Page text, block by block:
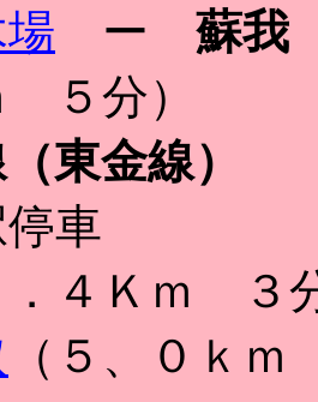
ー 蘇我
５分）
東金線）
車
．４Ｋｍ ３
（５、０ｋ